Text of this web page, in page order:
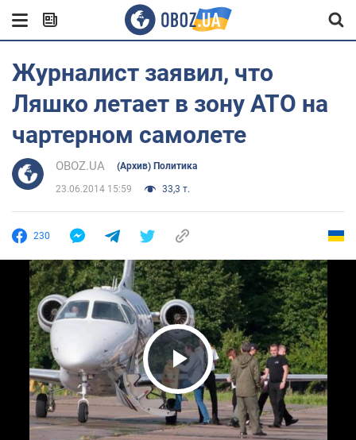
Журналист заявил, что
Ляшко летает в зону АТО на
чартерном самолете
OBOZ.UA (Архив) Политика
23.06.2014 15:59 33,3 т.
230
Play Video